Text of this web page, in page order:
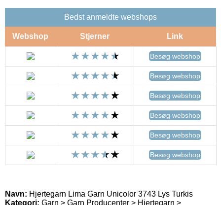
Bedst anmeldte webshops
Webshop Stjerner Link
Besøg webshop
Besøg webshop
Besøg webshop
Besøg webshop
Besøg webshop
Besøg webshop
Navn: Hjertegarn Lima Garn Unicolor 3743 Lys Turkis
Kategori: Garn > Garn Producenter > Hjertegarn >